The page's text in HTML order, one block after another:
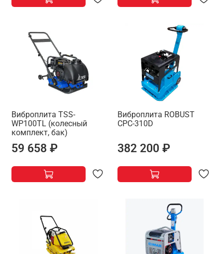
Виброплита TSS-
WP100TL (колесный
комплект, бак)
59 658 ₽
Виброплита ROBUST
CPC-310D
382 200 ₽